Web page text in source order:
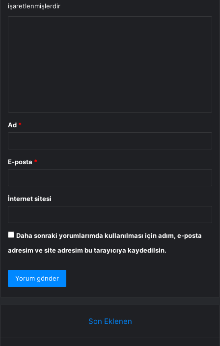
işaretlenmişlerdir
Ad *
E-posta *
İnternet sitesi
Daha sonraki yorumlarımda kullanılması için adım, e-posta
adresim ve site adresim bu tarayıcıya kaydedilsin.
Son Eklenen